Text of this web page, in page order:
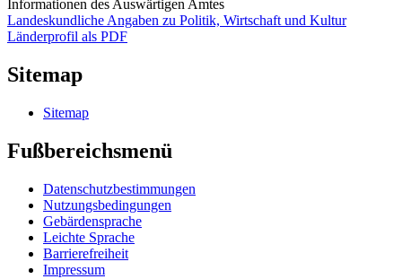
Informationen des Auswärtigen Amtes
Landeskundliche Angaben zu Politik, Wirtschaft und Kultur
Länderprofil als PDF
Sitemap
Sitemap
Fußbereichsmenü
Datenschutzbestimmungen
Nutzungsbedingungen
Gebärdensprache
Leichte Sprache
Barrierefreiheit
Impressum